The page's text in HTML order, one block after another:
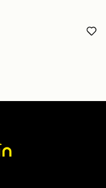
。穆岑一言，四皇子後宮再
見神殺神，利刃浸染仇人